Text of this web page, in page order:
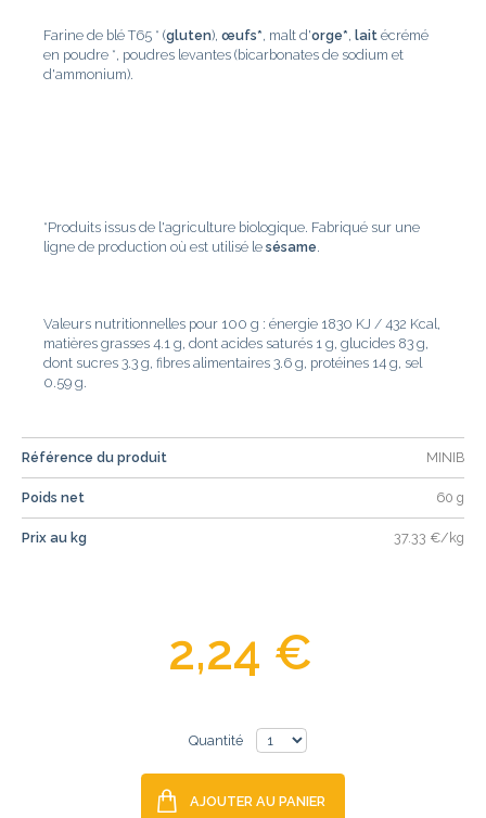
Farine de blé T65 * (gluten), œufs*, malt d'orge*, lait écrémé
en poudre *, poudres levantes (bicarbonates de sodium et
d'ammonium).
*Produits issus de l'agriculture biologique. Fabriqué sur une
ligne de production où est utilisé le sésame.
Valeurs nutritionnelles pour 100 g : énergie 1830 KJ / 432 Kcal,
matières grasses 4.1 g, dont acides saturés 1 g, glucides 83 g,
dont sucres 3.3 g, fibres alimentaires 3.6 g, protéines 14 g, sel
0.59 g.
Référence du produit MINIB
Poids net 60 g
Prix au kg 37.33 €/kg
2,24 €
Quantité
AJOUTER AU PANIER